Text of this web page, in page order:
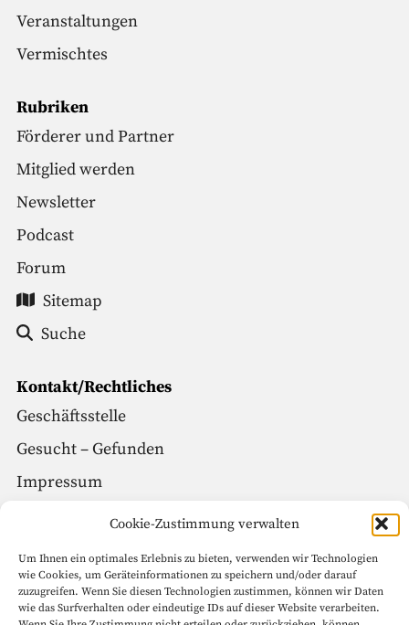
Cookie-Zustimmung verwalten
Um Ihnen ein optimales Erlebnis zu bieten, verwenden wir Technologien
wie Cookies, um Geräteinformationen zu speichern und/oder darauf
zuzugreifen. Wenn Sie diesen Technologien zustimmen, können wir Daten
wie das Surfverhalten oder eindeutige IDs auf dieser Website verarbeiten.
Veranstaltungen
Vermischtes
Rubriken
Förderer und Partner
Mitglied werden
Newsletter
Podcast
Forum
Sitemap
Suche
Kontakt/Rechtliches
Geschäftsstelle
Gesucht – Gefunden
Impressum
Social Media
Facebook